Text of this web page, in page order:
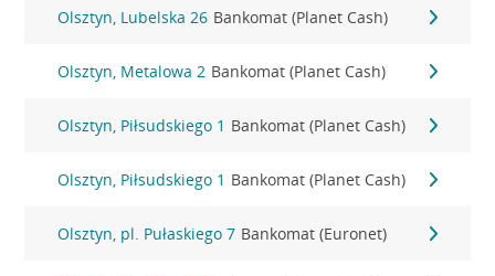
Olsztyn, Lubelska 26 Bankomat (Planet Cash)
Olsztyn, Metalowa 2 Bankomat (Planet Cash)
Olsztyn, Piłsudskiego 1 Bankomat (Planet Cash)
Olsztyn, Piłsudskiego 1 Bankomat (Planet Cash)
Olsztyn, pl. Pułaskiego 7 Bankomat (Euronet)